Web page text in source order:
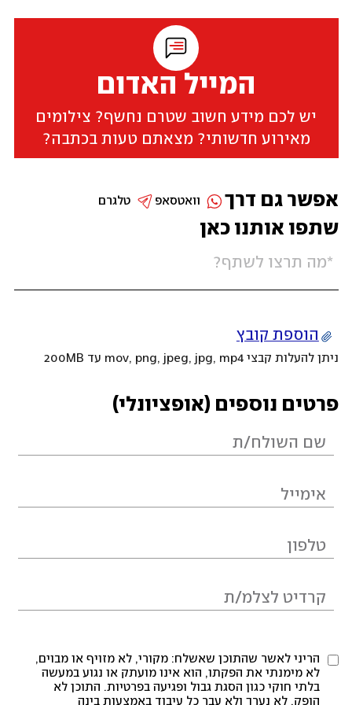
המייל האדום
יש לכם מידע חשוב שטרם נחשף? צילומים
מאירוע חדשותי? מצאתם טעות בכתבה?
שתפו אותנו כאן
הוספת קובץ
ניתן להעלות קבצי mov, png, jpeg, jpg, mp4 עד 200MB
פרטים נוספים (אופציונלי)
הריני לאשר שהתוכן שאשלח: מקורי, לא מזויף או מבוים,
לא מימנתי את הפקתו, הוא אינו מועתק או נגוע במעשה
בלתי חוקי כגון הסגת גבול ופגיעה בפרטיות. התוכן לא
הופק, לא נערך ולא עבר כל עיבוד באמצעות בינה
אפשר גם דרך טלגרם וואטסאפ